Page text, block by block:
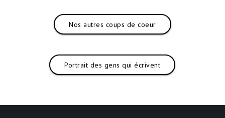
Nos autres coups de coeur
Portrait des gens qui écrivent